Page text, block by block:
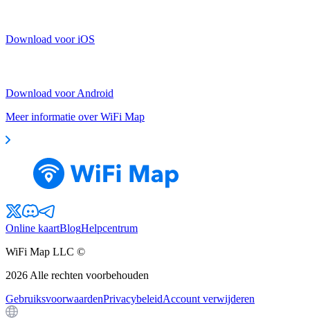
Download voor iOS
Download voor Android
Meer informatie over WiFi Map
Online kaartBlogHelpcentrum
WiFi Map LLC ©
2026 Alle rechten voorbehouden
GebruiksvoorwaardenPrivacybeleidAccount verwijderen